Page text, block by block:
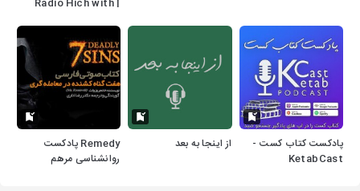
| Radio Hich with
پادکست کتاب کست -
KetabCast
از اینجا به بعد
Remedy پادکست
روانشناسی مرهم